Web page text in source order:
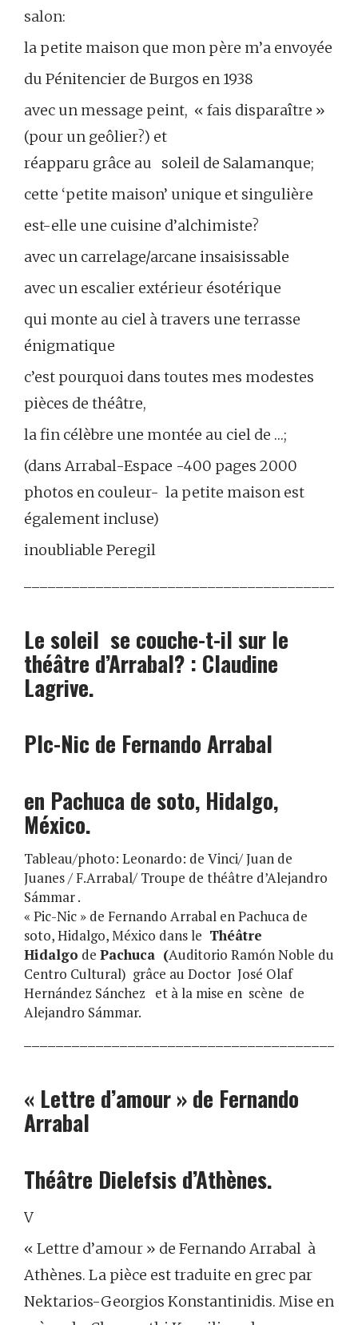
salon:
la petite maison que mon père m’a envoyée
du Pénitencier de Burgos en 1938
avec un message peint, « fais disparaître »
(pour un geôlier?) et
réapparu grâce au soleil de Salamanque;
cette ‘petite maison’ unique et singulière
est-elle une cuisine d’alchimiste?
avec un carrelage/arcane insaisissable
avec un escalier extérieur ésotérique
qui monte au ciel à travers une terrasse
énigmatique
c’est pourquoi dans toutes mes modestes
pièces de théâtre,
la fin célèbre une montée au ciel de …;
(dans Arrabal-Espace -400 pages 2000
photos en couleur- la petite maison est
également incluse)
inoubliable Peregil
Le soleil se couche-t-il sur le
théâtre d’Arrabal? : Claudine
Lagrive.
PIc-Nic de Fernando Arrabal
en Pachuca de soto, Hidalgo,
México.
Tableau/photo: Leonardo: de Vinci/ Juan de
Juanes / F.Arrabal/ Troupe de théâtre d’Alejandro
Sámmar .
« Pic-Nic » de Fernando Arrabal en Pachuca de
soto, Hidalgo, México dans le Théâtre
Hidalgo de Pachuca (Auditorio Ramón Noble du
Centro Cultural) grâce au Doctor José Olaf
Hernández Sánchez et à la mise en scène de
Alejandro Sámmar.
« Lettre d’amour » de Fernando
Arrabal
Théâtre Dielefsis d’Athènes.
V
« Lettre d’amour » de Fernando Arrabal à
Athènes. La pièce est traduite en grec par
Nektarios-Georgios Konstantinidis. Mise en